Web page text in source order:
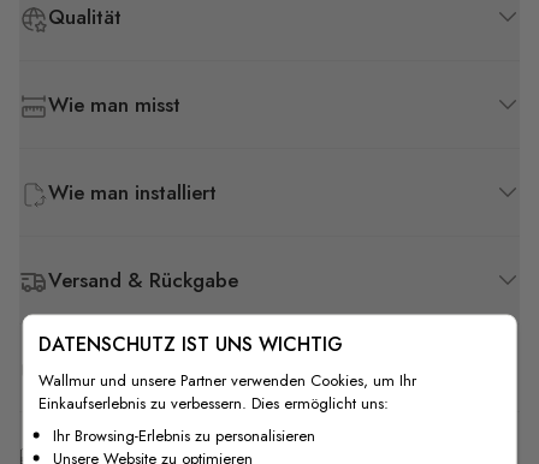
Qualität
Wie man misst
Wie man installiert
Versand & Rückgabe
F.A.Q
Kostenlose Anpassung
DATENSCHUTZ IST UNS WICHTIG
Wallmur und unsere Partner verwenden Cookies, um Ihr
Einkaufserlebnis zu verbessern. Dies ermöglicht uns:
Ihr Browsing-Erlebnis zu personalisieren
Unsere Website zu optimieren